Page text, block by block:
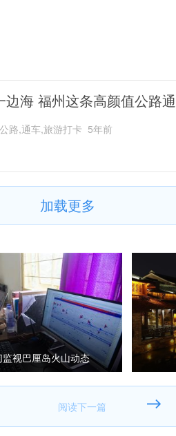
边海 福州这条高颜值公路
路,通车,旅游打卡 5年前
加载更多
视巴厘岛火山动态